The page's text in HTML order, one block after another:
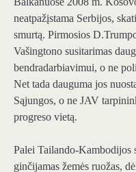
neatpažįstama Serbijos,
smurtą. Pirmosios
Vašingtono susitarimas
bendradarbiavimui, o ne
Net tada dauguma jos
Sąjungos, o ne JAV
progreso vietą.
Palei Tailando-Kambodijos
ginčijamas žemės ruožas,